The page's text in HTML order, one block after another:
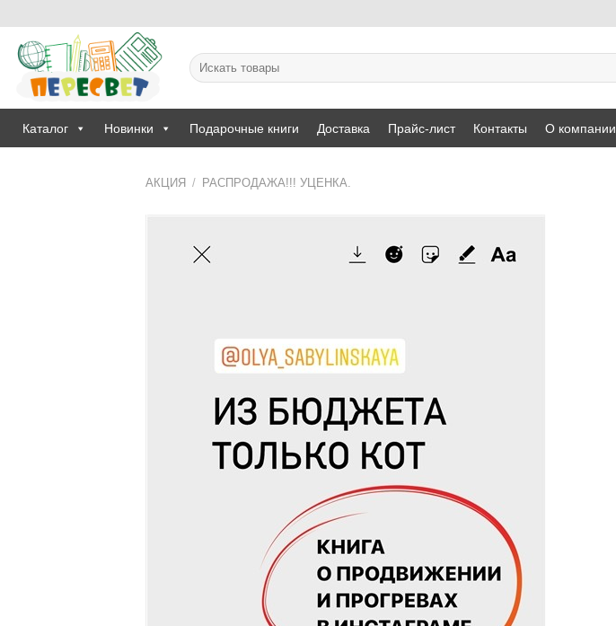
content
Искать:
Каталог Новинки Подарочные книги Доставка Прайс-лист Контакты О компании
АКЦИЯ / РАСПРОДАЖА!!! УЦЕНКА.